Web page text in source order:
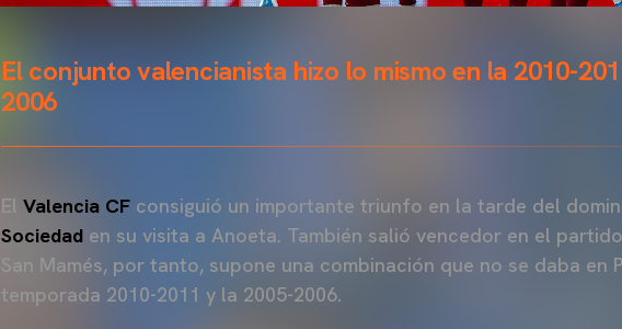
El conjunto valencianista hizo lo mismo en la 2010-
2006
El Valencia CF consiguió un importante triunfo en la tarde del
Sociedad en su visita a Anoeta. También salió vencedor en el
San Mamés, por tanto, supone una combinación que no se daba en
temporada 2010-2011 y la 2005-2006.